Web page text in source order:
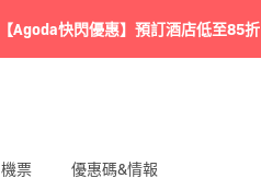
【Agoda快閃優惠】預訂酒店低至85折
機票 優惠碼&情報